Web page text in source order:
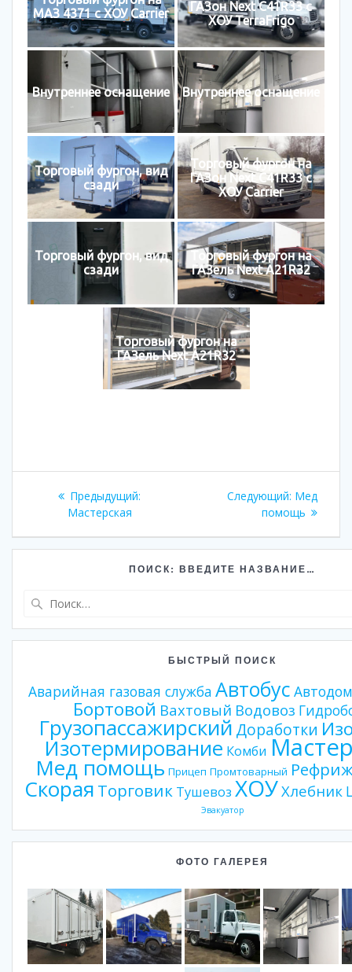
МАЗ 4371 с ХОУ Carrier
ГАЗон Next C41R33 с
ХОУ TerraFrigo
Внутреннее оснащение Внутреннее оснащение
Торговый фургон, вид
сзади
Торговый фургон на
ГАЗон Next C41R33 с
ХОУ Carrier
Торговый фургон, вид
сзади
Торговый фургон на
ГАЗель Next A21R32
Торговый фургон на
ГАЗель Next A21R32
Навигация
записям
Предыдущий:
Мастерская
Следующий:
запись:
Мед
помощь
ПОИСК: ВВЕДИТЕ НАЗВАНИЕ…
БЫСТРЫЙ ПОИСК
Аварийная газовая служба Автобус Автодом
Бортовой Вахтовый Водовоз
Грузопассажирский Доработки
Изотермирование Комби
Мед помощь Прицеп Промтоварный
Скорая Торговик Тушевоз ХОУХлебник
Эвакуатор
ФОТО ГАЛЕРЕЯ